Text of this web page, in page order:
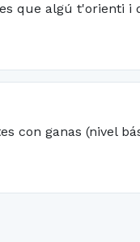
que algú t'orienti
con ganas (nivel